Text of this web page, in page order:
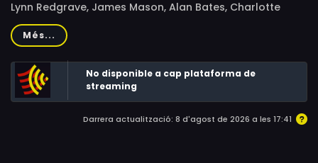
Lynn Redgrave, James Mason, Alan Bates, Charlotte
Rampling, Bill Owen, Clare Kelly, Rachel Kempson, Denise
Coffey, Dorothy Alison, Peggy Thorpe-Bates, Dandy
Nichols, Terence Soall, Jolyon Booth
Més...
No disponible a cap plataforma de
streaming
Darrera actualització: 8 d'agost de 2026 a les 17:41